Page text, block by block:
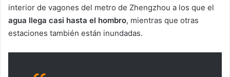
interior de vagones del metro de Zhengzhou a los que el
agua llega casi hasta el hombro, mientras que otras
estaciones también están inundadas.